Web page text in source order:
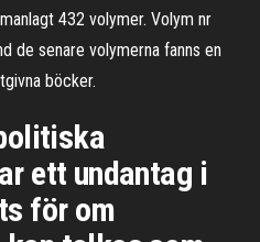
432 volymer. Volym nr
de senare volymerna fanns en
böcker.
ett undantag i
för om